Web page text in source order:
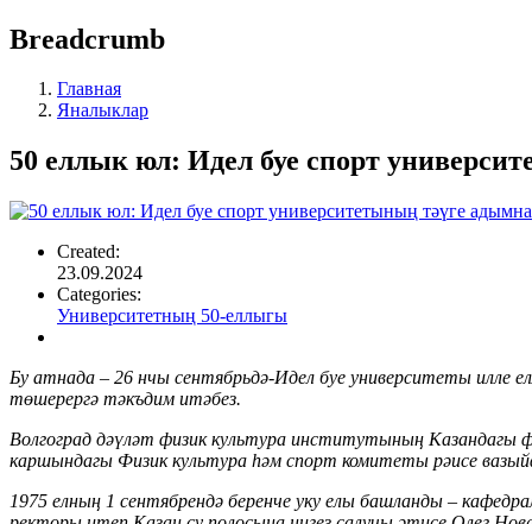
Breadcrumb
Главная
Яналыклар
50 еллык юл: Идел буе спорт
Created:
23.09.2024
Categories:
Университетның 50-еллыгы
Бу атнада – 26 нчы сентябрьдә-Идел буе университеты илле
төшерергә тәкъдим итәбез.
Волгоград дәүләт физик культура институтының
каршындагы Физик культура һәм спорт комитеты рәисе
1975 елның 1 сентябрендә беренче уку елы башланды –